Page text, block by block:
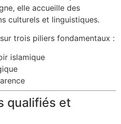
elle accueille des
culturels et linguistiques.
trois piliers fondamentaux :
islamique
qualifiés et